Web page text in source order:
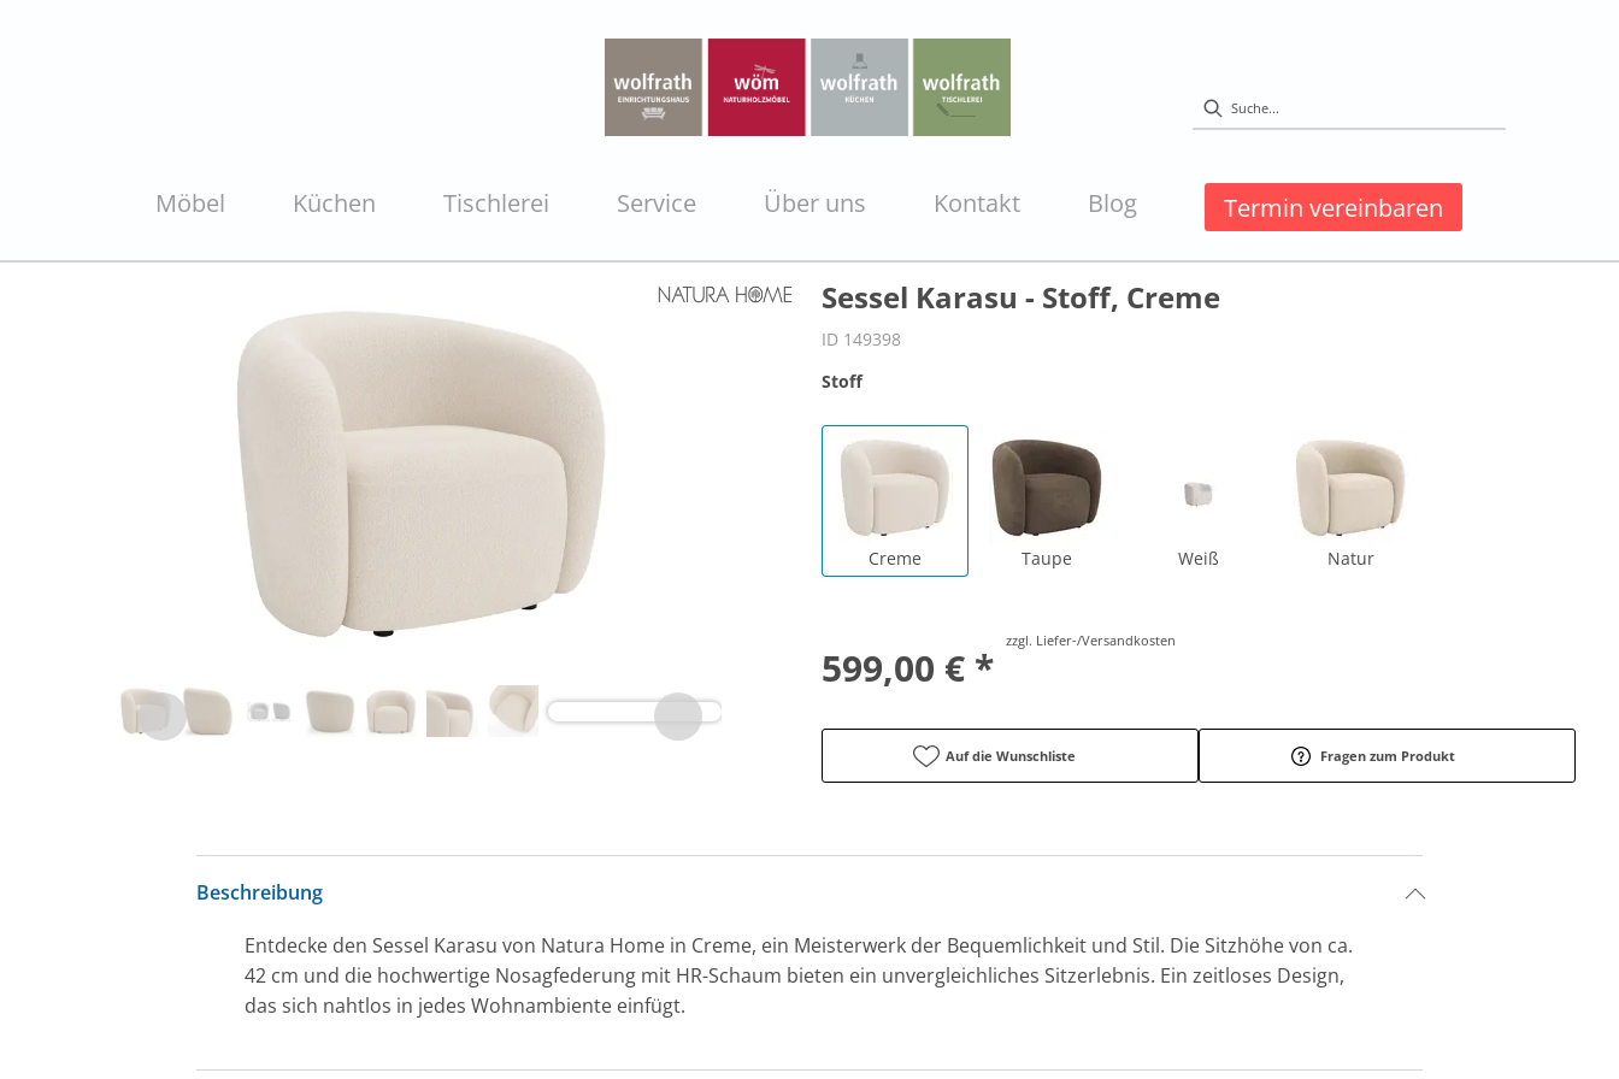
Möbel Küchen Tischlerei Service Über uns Kontakt Blog Termin vereinbaren
Sessel Karasu - Stoff, Creme
ID 149398
Stoff
Creme Taupe Weiß Natur
599,00 € *
zzgl. Liefer-/Versandkosten
Auf die Wunschliste Fragen zum Produkt
Beschreibung
Entdecke den Sessel Karasu von Natura Home in Creme, ein Meisterwerk der Bequemlichkeit und Stil. Die Sitzhöhe von ca.
42 cm und die hochwertige Nosagfederung mit HR-Schaum bieten ein unvergleichliches Sitzerlebnis. Ein zeitloses Design,
das sich nahtlos in jedes Wohnambiente einfügt.